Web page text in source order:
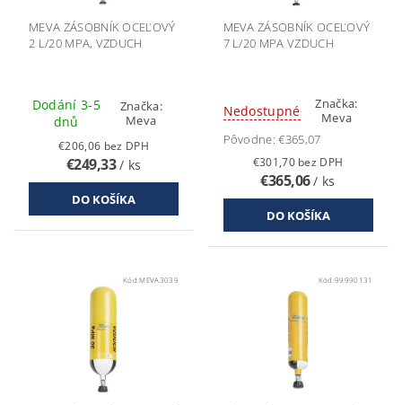
MEVA ZÁSOBNÍK OCEĽOVÝ
2 L/20 MPA, VZDUCH
Dodání 3-5
dnů
Značka:
Meva
€206,06 bez DPH
€249,33/ ks
MEVA ZÁSOBNÍK OCEĽOVÝ
7 L/20 MPA VZDUCH
Nedostupné
Značka:
Meva
Pôvodne:€365,07
€301,70 bez DPH
€365,06/ ks
Kód:MEVA3039 Kód: 99990131